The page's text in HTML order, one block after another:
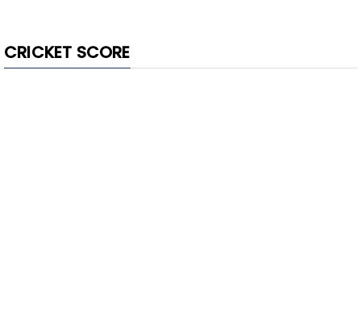
CRICKET SCORE